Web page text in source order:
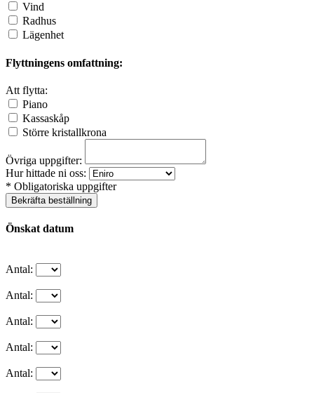
Vind
Radhus
Lägenhet
Flyttningens omfattning:
Att flytta:
Piano
Kassaskåp
Större kristallkrona
Övriga uppgifter:
Hur hittade ni oss:
* Obligatoriska uppgifter
Bekräfta beställning
Önskat datum
Antal:
Antal:
Antal:
Antal:
Antal: